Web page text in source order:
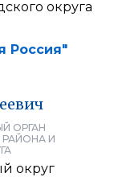
округа
Россия"
ОРГАН
И
округ